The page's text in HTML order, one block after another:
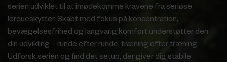
serien udviklet til at imødekomme kravene fra seriøse
lerdueskytter. Skabt med fokus på koncentration,
bevægelsesfrihed og langvarig komfort understøtter den
din udvikling – runde efter runde, træning efter træning.
Udforsk serien og find det setup, der giver dig stabile